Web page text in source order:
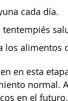
cada día.
tentempiés
los alimentos
en esta
normal.
en el